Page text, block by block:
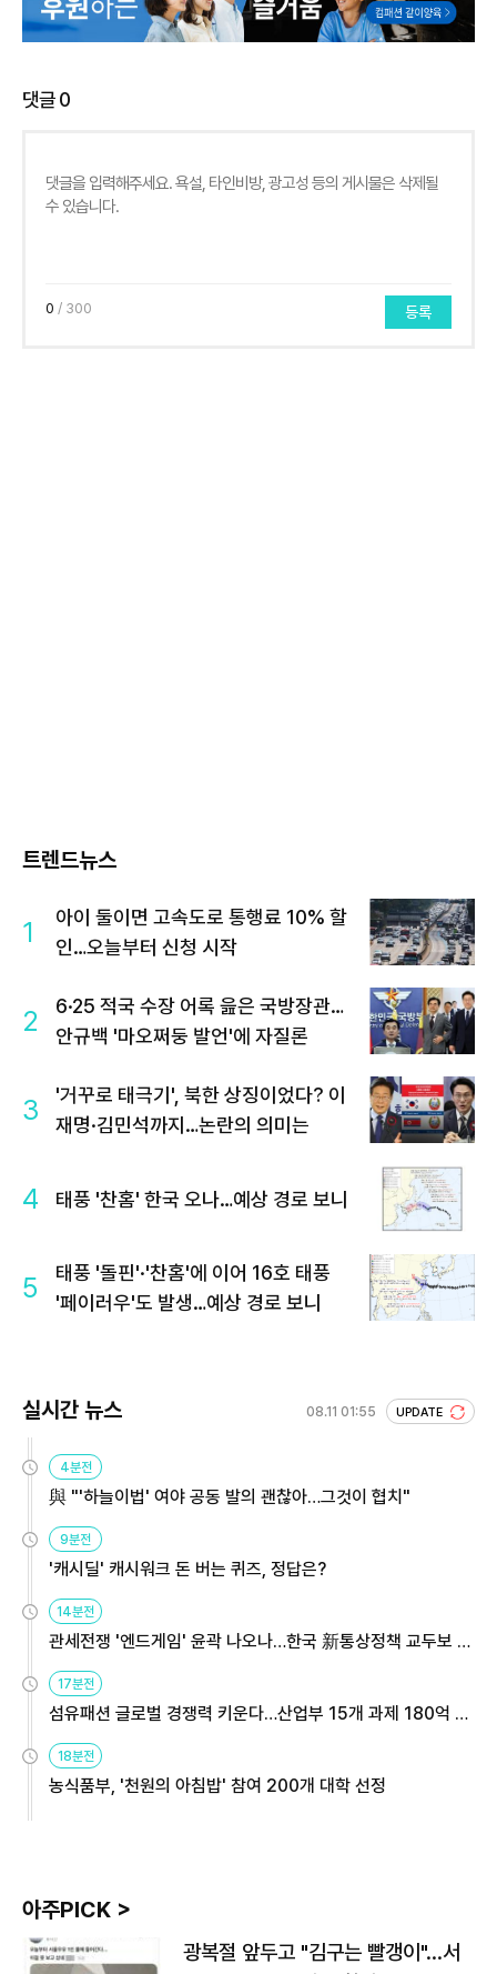
댓글0
0 / 300 등록
트렌드뉴스
1
아이 둘이면 고속도로 통행료 10% 할
인…오늘부터 신청 시작
2
6·25 적국 수장 어록 읊은 국방장관…
안규백 '마오쩌둥 발언'에 자질론
3
'거꾸로 태극기', 북한 상징이었다? 이
재명·김민석까지…논란의 의미는
4 태풍 '찬홈' 한국 오나…예상 경로 보니
5
태풍 '돌핀'·'찬홈'에 이어 16호 태풍
'페이러우'도 발생…예상 경로 보니
실시간 뉴스 08.11 01:55 UPDATE
4분전
與 "'하늘이법' 여야 공동 발의 괜찮아…그것이 협치"
9분전
'캐시딜' 캐시워크 돈 버는 퀴즈, 정답은?
14분전
관세전쟁 '엔드게임' 윤곽 나오나…한국 新통상정책 교두보 활
용해야
17분전
섬유패션 글로벌 경쟁력 키운다…산업부 15개 과제 180억 지
원
18분전
농식품부, '천원의 아침밥' 참여 200개 대학 선정
아주PICK >
광복절 앞두고 "김구는 빨갱이"…서